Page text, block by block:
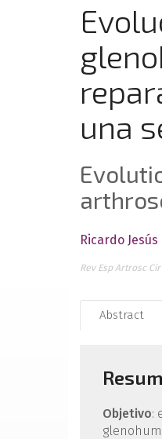
una
Ricardo
Rev Esp Artrosc
Abstract
Objetivo: